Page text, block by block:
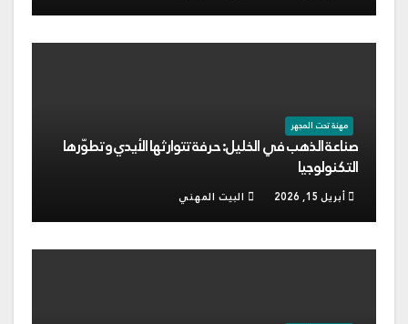
مهنة تحت المجهر
صناعة الذهب في الخليل: حرفة تتوارثها الأيدي وتطوّرها
التكنولوجيا
أبريل 15, 2026 البيت المهني